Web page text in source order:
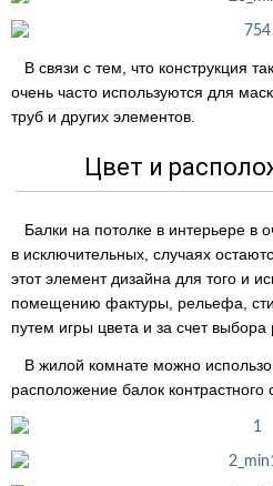
В связи с тем, что конструкция
очень часто используются для
труб и других элементов.
Цвет и
Балки на потолке в интерьере в
в исключительных, случаях
этот элемент дизайна для того и
помещению фактуры, рельефа,
путем игры цвета и за счет
В жилой комнате можно
расположение балок контрастного